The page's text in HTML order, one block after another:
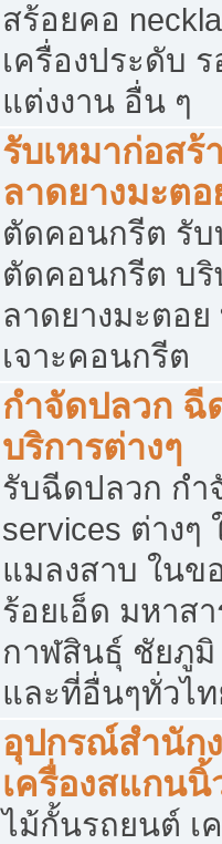
สร้อยคอ
เครื่องประดับ ร
แต่งงาน อื่น ๆ
รับเหมาก่อส
ลาดยางมะต
ตัดคอนกรีต รับ
ตัดคอนกรีต บริ
ลาดยางมะตอ
เจาะคอนกรีต
กำจัดปลวก ฉี
บริการต่างๆ
รับฉีดปลวก กำ
services ต่าง
แมลงสาบ ใน
ร้อยเอ็ด มหาส
กาฬสินธุ์ ชัยภู
และที่อื่นๆทั่วไ
อุปกรณ์สำนัก
เครื่องสแกนนิ้
ไม้กั้นรถยนต์ เ